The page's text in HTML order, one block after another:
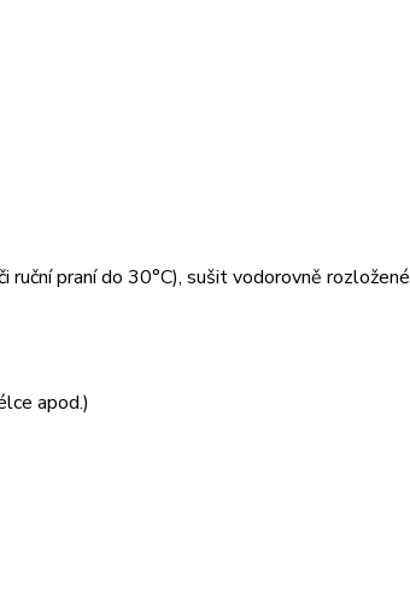
ruční praní do 30°C), sušit vodorovně rozložené
apod.)